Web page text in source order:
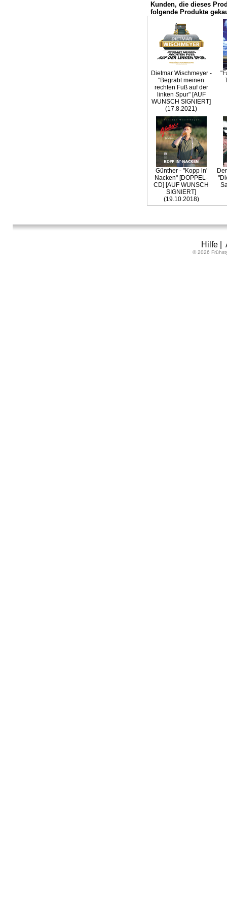
Kunden, die dieses
folgende Produkte
Dietmar Wischmeyer -
"Begrabt meinen
rechten Fuß auf der
linken Spur" [AUF
WUNSCH SIGNIERT]
(17.8.2021)
Günther - "Kopp in'
Nacken" [DOPPEL-
CD] [AUF WUNSCH
SIGNIERT]
(19.10.2018)
Hilfe|
© 2026